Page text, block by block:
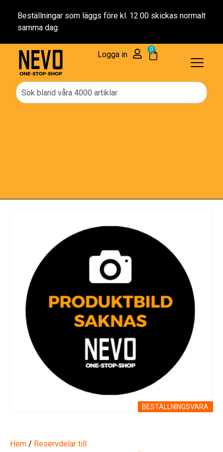
Beställningar som läggs före kl. 12.00 skickas normalt
samma dag.
Logga in
0
BESTÄLLNINGSVARA
Hem / Reservdelar till